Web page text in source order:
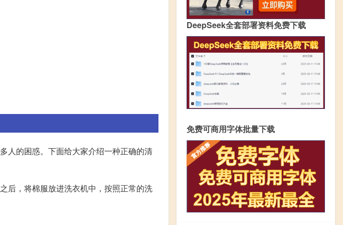
人的困惑。下面给大家介绍一种正确的清
后，将棉服放进洗衣机中，按照正常的洗
DeepSeek全套部署资料免费下载
免费可商用字体批量下载